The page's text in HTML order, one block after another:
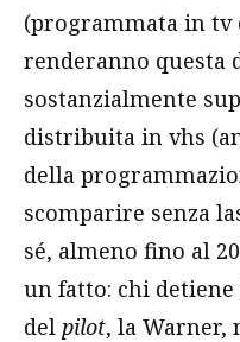
(programmata in
renderanno questa
sostanzialmente
distribuita in vhs
della
scomparire senza
sé, almeno fino al
un fatto: chi
del pilot, la